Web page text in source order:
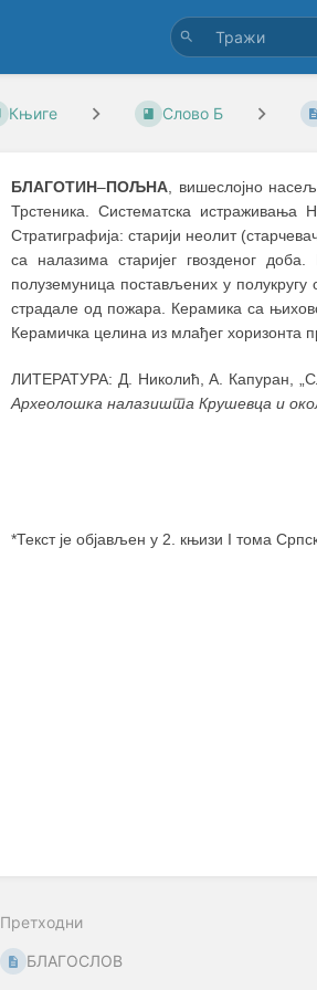
Књиге Слово Б
БЛАГОТИН–ПОЉНА, вишеслојно
Трстеника. Систематска истраживања
Стратиграфија: старији неолит
са налазима старијег гвозденог
полуземуница постављених у полукругу
страдале од пожара. Керамика са
Керамичка целина из млађег
ЛИТЕРАТУРА: Д. Николић, А. Капуран,
Археолошка налазишта Крушевца и
*Текст је објављен у 2. књизи I тома
Претходни
БЛАГОСЛОВ